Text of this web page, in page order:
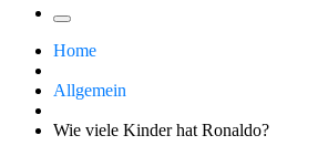
Home
Allgemein
Wie viele Kinder hat Ronaldo?